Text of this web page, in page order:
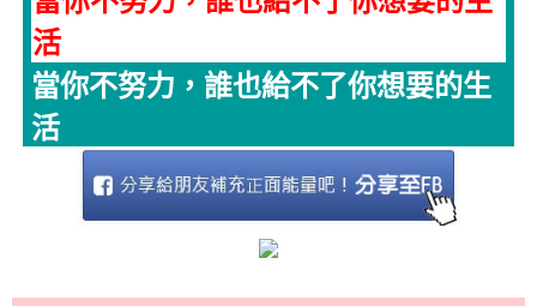
活
當你不努力，誰也給不了你想要的生
活